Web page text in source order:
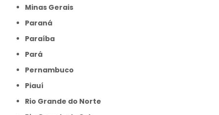
Minas Gerais
Paraná
Paraíba
Pará
Pernambuco
Piauí
Rio Grande do Norte